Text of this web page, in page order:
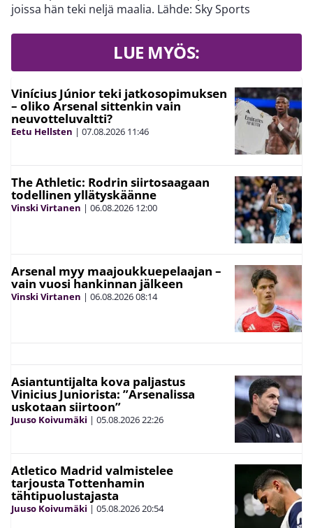
joissa hän teki neljä maalia. Lähde: Sky Sports
LUE MYÖS:
Vinícius Júnior teki jatkosopimuksen
– oliko Arsenal sittenkin vain
neuvotteluvaltti?
Eetu Hellsten | 07.08.2026 11:46
The Athletic: Rodrin siirtosaagaan
todellinen yllätyskäänne
Vinski Virtanen | 06.08.2026 12:00
Arsenal myy maajoukkuepelaajan –
vain vuosi hankinnan jälkeen
Vinski Virtanen | 06.08.202608:14
Asiantuntijalta kova paljastus
Vinicius Juniorista: ”Arsenalissa
uskotaan siirtoon”
Juuso Koivumäki | 05.08.202622:26
Atletico Madrid valmistelee
tarjousta Tottenhamin
tähtipuolustajasta
Juuso Koivumäki | 05.08.202620:54